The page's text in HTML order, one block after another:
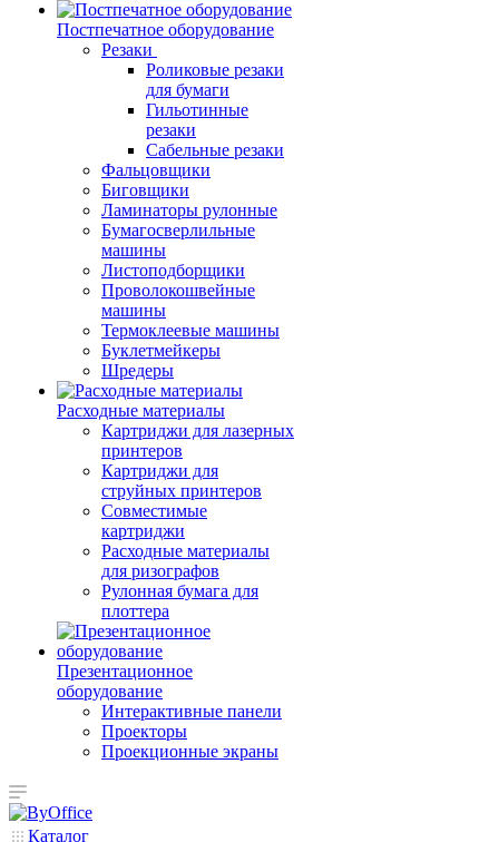
Постпечатное оборудование
Резаки
Роликовые резаки
для бумаги
Гильотинные
резаки
Сабельные резаки
Фальцовщики
Биговщики
Ламинаторы рулонные
Бумагосверлильные
машины
Листоподборщики
Проволокошвейные
машины
Термоклеевые машины
Буклетмейкеры
Шредеры
Расходные материалы
Картриджи для лазерных
принтеров
Картриджи для
струйных принтеров
Совместимые
картриджи
Расходные материалы
для ризографов
Рулонная бумага для
плоттера
Презентационное
оборудование
Интерактивные панели
Проекторы
Проекционные экраны
Каталог